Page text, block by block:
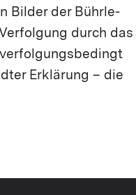
Bilder der Bührle-
durch das
Erklärung – die